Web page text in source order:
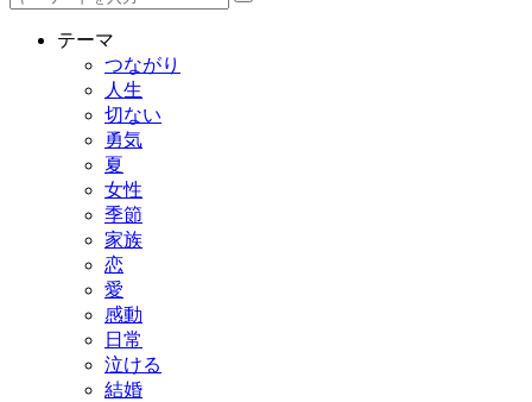
テーマ
つながり
人生
切ない
勇気
夏
女性
季節
家族
恋
愛
感動
日常
泣ける
結婚